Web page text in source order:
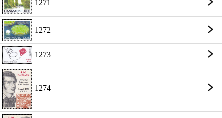
1271
1272
1273
1274